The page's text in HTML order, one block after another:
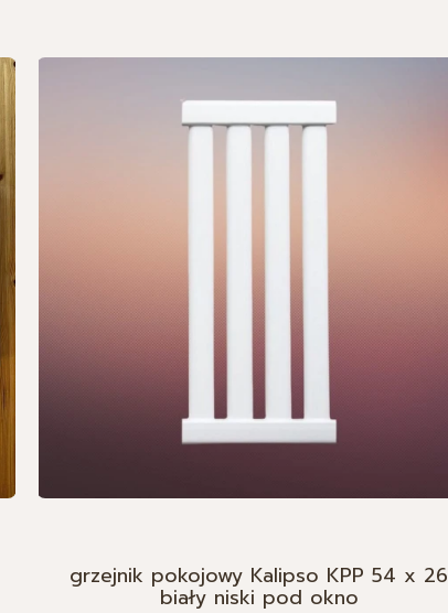
grzejnik pokojowy Kalipso KPP 54 x 26
biały niski pod okno